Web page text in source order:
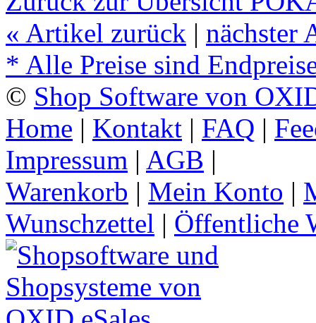
« Artikel zurück | nächster
* Alle Preise sind
© Shop Software von
Home | Kontakt | FAQ |
Impressum | AGB |
Warenkorb | Mein Konto |
Wunschzettel | Öffentliche